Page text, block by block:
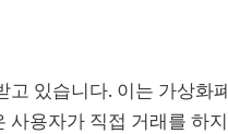
있습니다. 이는 가상화
사용자가 직접 거래를 하